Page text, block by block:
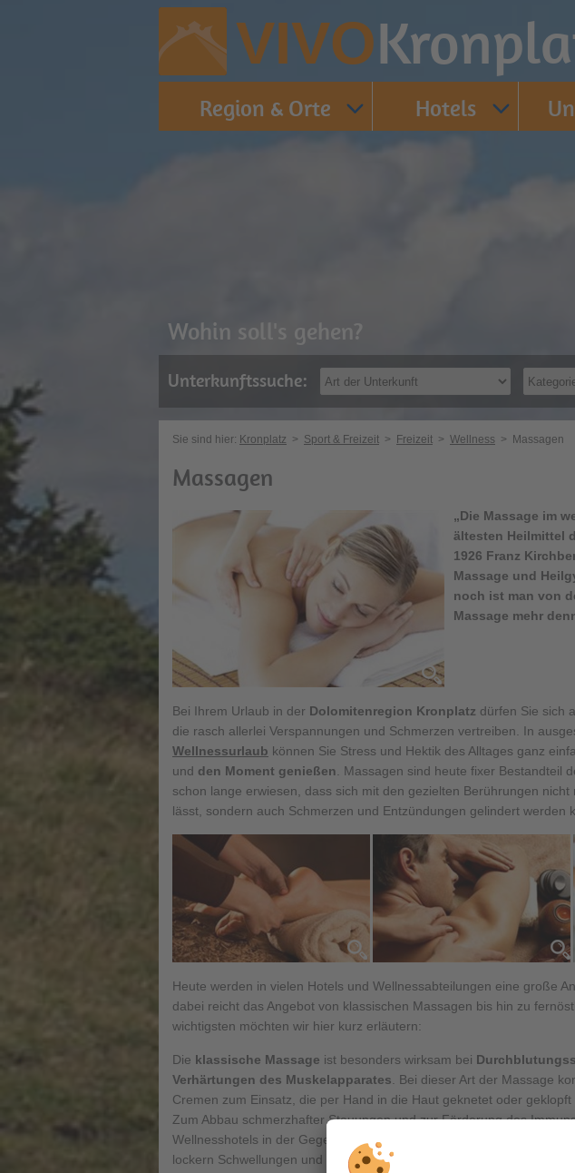
VIVO
Wohin soll's gehen?
Unterkunftssuche:
Region & Orte Hotels
Sie sind hier: Kronplatz > Sport & Freizeit > Freizeit > Wellness > Massagen
Massagen
„Die Massage im
ältesten Heilmittel
1926 Franz
Massage und
noch ist man von
Massage mehr
Bei Ihrem Urlaub in der Dolomitenregion Kronplatz dürfen Sie sich
die rasch allerlei Verspannungen und Schmerzen vertreiben. In
Wellnessurlaub können Sie Stress und Hektik des Alltages ganz
und den Moment genießen . Massagen sind heute fixer Bestandteil
schon lange erwiesen, dass sich mit den gezielten Berührungen
lässt, sondern auch Schmerzen und Entzündungen gelindert werden
Heute werden in vielen Hotels und Wellnessabteilungen eine große
dabei reicht das Angebot von klassischen Massagen bis hin zu
wichtigsten möchten wir hier kurz erläutern:
Die klassische Massage ist besonders wirksam bei
Verhärtungen des Muskelapparates . Bei dieser Art der Massage
Cremen zum Einsatz, die per Hand in die Haut geknetet oder geklopft
Zum Abbau schmerzhafter Stauungen und zur Förderung des
Wellnesshotels in der Gegend die
Lymphdrainage
lockern Schwellungen und Stauungen unter der Haut.